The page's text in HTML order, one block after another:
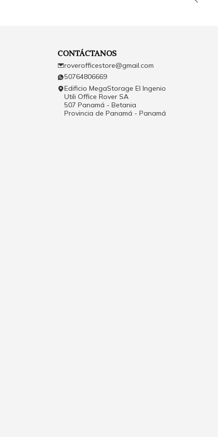
CONTÁCTANOS
roverofficestore@gmail.com
50764806669
Edificio MegaStorage El Ingenio
Utili Office Rover SA
507 Panamá - Betania
Provincia de Panamá - Panamá